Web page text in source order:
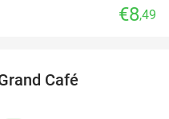
€8,49
Café